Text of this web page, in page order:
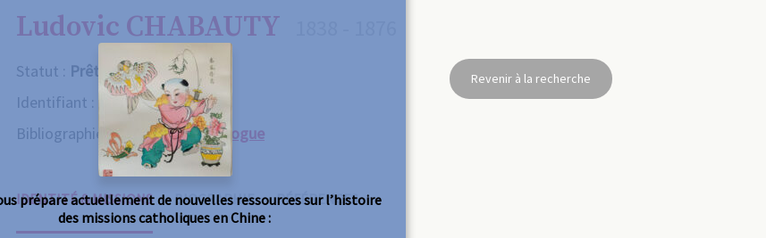
Ludovic CHABAUTY
Statut : Prêtre
Identifiant : 0797
Bibliographie :Consulter le catalogue
Revenir à la recherche
IDENTITÉ & MISSIONS BIOGRAPHIE RÉFÉRENCES
prépare actuellement de nouvelles ressources sur l’histoire
des missions catholiques en Chine :